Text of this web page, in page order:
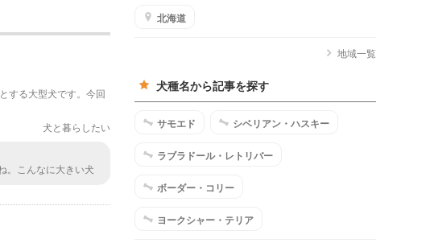
する大型犬です。今回
犬と暮らしたい
。こんなに大きい犬
北海道
地域一覧
犬種名から記事を探す
サモエド シベリアン・ハスキー
ラブラドール・レトリバー
ボーダー・コリー
ヨークシャー・テリア